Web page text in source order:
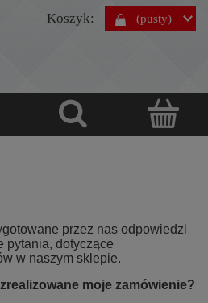
Koszyk: (pusty)
przez nas odpowiedzi
pytania, dotyczące
w naszym sklepie.
moje zamówienie?